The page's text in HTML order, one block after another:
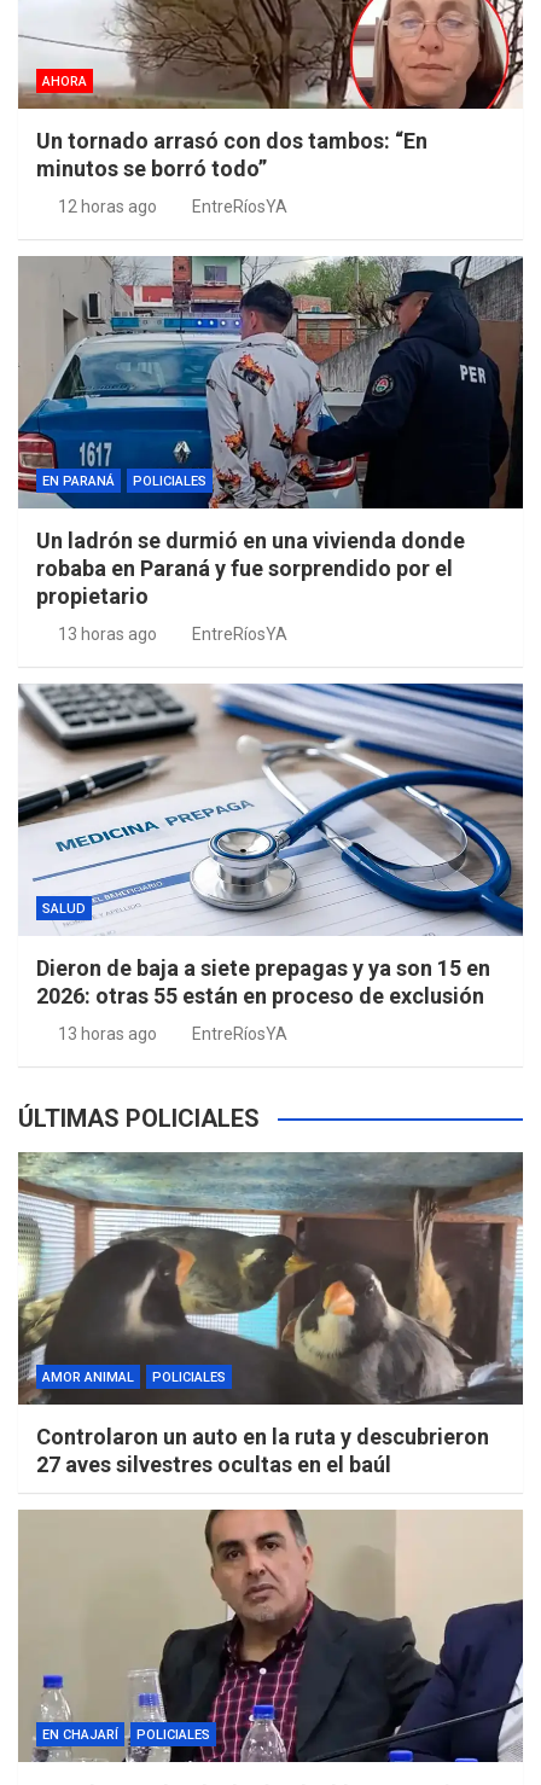
AHORA
Un tornado arrasó con dos tambos: “En
minutos se borró todo”
12 horas ago EntreRíosYA
EN PARANÁ POLICIALES
Un ladrón se durmió en una vivienda donde
robaba en Paraná y fue sorprendido por el
propietario
13 horas ago EntreRíosYA
SALUD
Dieron de baja a siete prepagas y ya son 15 en
2026: otras 55 están en proceso de exclusión
13 horas ago EntreRíosYA
ÚLTIMAS POLICIALES
AMOR ANIMAL POLICIALES
Controlaron un auto en la ruta y descubrieron
27 aves silvestres ocultas en el baúl
EN CHAJARÍ POLICIALES